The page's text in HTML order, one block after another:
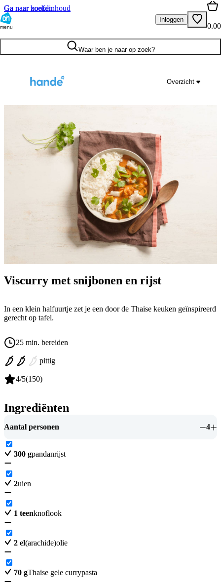
Ga naar hoofdinhoud
Ga naar zoeken
menu
Inloggen
0.00
Waar ben je naar op zoek?
Overzicht
Viscurry met snijbonen en rijst
In een klein halfuurtje zet je een door de Thaise keuken geïnspireerd
gerecht op tafel.
25 min. bereiden
pittig
4/5(150)
Ingrediënten
Aantal personen 4
300 gpandanrijst
2uien
1 teenknoflook
2 el(arachide)olie
70 gThaise gele currypasta